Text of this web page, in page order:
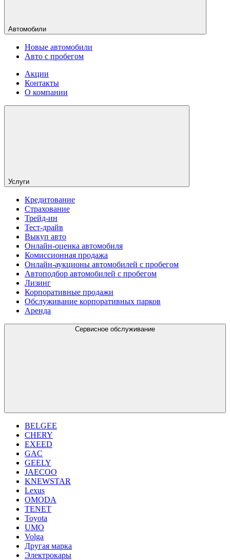
Автомобили
Новые автомобили
Авто с пробегом
Акции
Контакты
О компании
Услуги
Кредитование
Страхование
Трейд-ин
Тест-драйв
Выкуп авто
Онлайн-оценка автомобиля
Комиссионная продажа
Онлайн-аукционы автомобилей с пробегом
Автоподбор автомобилей с пробегом
Лизинг
Корпоративные продажи
Обслуживание корпоративных парков
Аренда
Сервисное обслуживание
BELGEE
CHERY
EXEED
GAC
GEELY
JAECOO
KNEWSTAR
Lexus
OMODA
TENET
Toyota
UMO
Volga
Другая марка
Электрокары